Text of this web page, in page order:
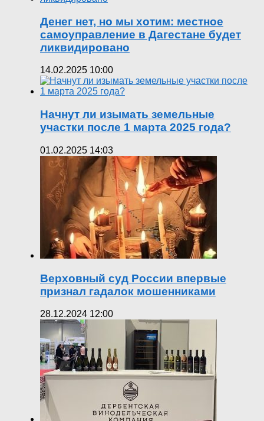
Денег нет, но мы хотим: местное
самоуправление в Дагестане будет
ликвидировано
14.02.2025 10:00
Начнут ли изымать земельные
участки после 1 марта 2025 года?
01.02.2025 14:03
Верховный суд России впервые
признал гадалок мошенниками
28.12.2024 12:00